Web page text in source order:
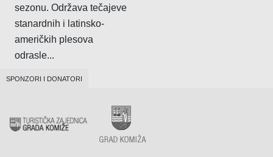
sezonu. Održava tečajeve
stanardnih i latinsko-
američkih plesova
odrasle...
SPONZORI I DONATORI